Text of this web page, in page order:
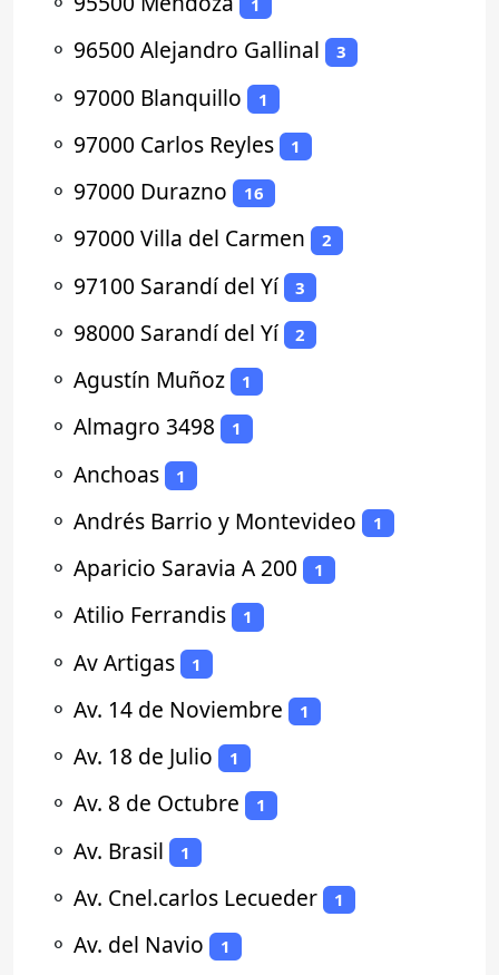
1
⚬ 96500 Alejandro Gallinal 3
⚬ 97000 Blanquillo 1
⚬ 97000 Carlos Reyles 1
⚬ 97000 Durazno 16
⚬ 97000 Villa del Carmen 2
⚬ 97100 Sarandí del Yí 3
⚬ 98000 Sarandí del Yí 2
⚬ Agustín Muñoz 1
⚬ Almagro 3498 1
⚬ Anchoas 1
⚬ Andrés Barrio y Montevideo 1
⚬ Aparicio Saravia A 200 1
⚬ Atilio Ferrandis 1
⚬ Av Artigas 1
⚬ Av. 14 de Noviembre 1
⚬ Av. 18 de Julio 1
⚬ Av. 8 de Octubre 1
⚬ Av. Brasil 1
⚬ Av. Cnel.carlos Lecueder 1
⚬ Av. del Navio 1